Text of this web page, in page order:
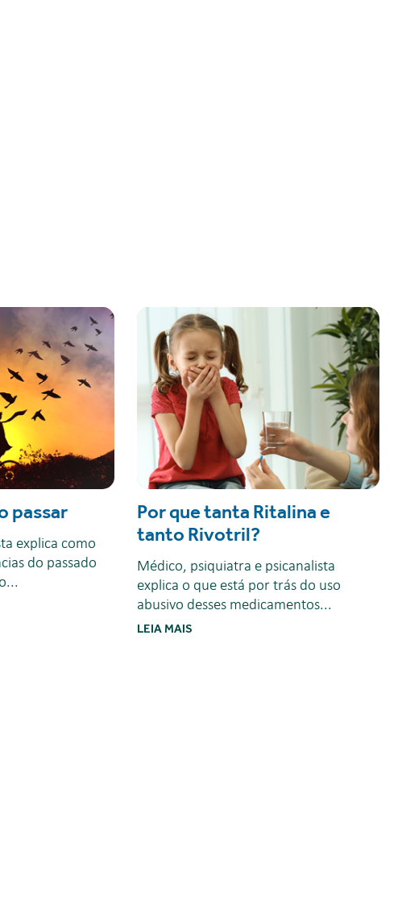
passar
explica como
do passado
Por que tanta Ritalina e
tanto Rivotril?
Médico, psiquiatra e psicanalista
explica o que está por trás do uso
abusivo desses medicamentos...
LEIA MAIS